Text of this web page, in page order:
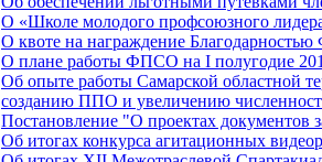
О «Школе молодого профсоюзного
О квоте на награждение
О плане работы ФПСО на I полугодие
Об опыте работы Самарской областной
созданию ППО и увеличению
Постановление "О проектах
Об итогах конкурса агитационных